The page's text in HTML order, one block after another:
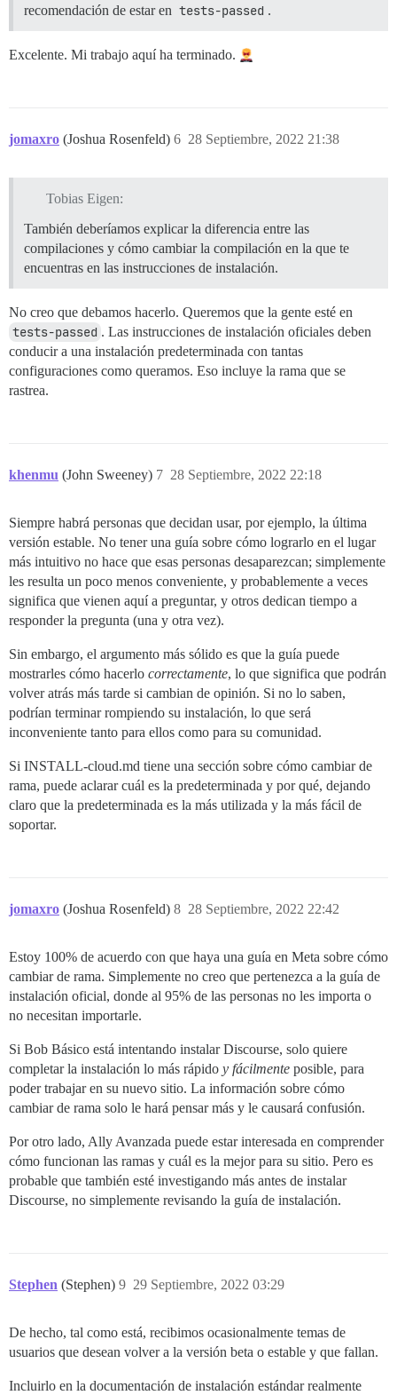
recomendación de estar en tests-passed .
Excelente. Mi trabajo aquí ha terminado.
jomaxro (Joshua Rosenfeld) 28 Septiembre, 2022 21:38
6
Tobias Eigen:
También deberíamos explicar la diferencia entre las
compilaciones y cómo cambiar la compilación en la que te
encuentras en las instrucciones de instalación.
No creo que debamos hacerlo. Queremos que la gente esté en
tests-passed . Las instrucciones de instalación oficiales deben
conducir a una instalación predeterminada con tantas
configuraciones como queramos. Eso incluye la rama que se
rastrea.
khenmu (John Sweeney) 28 Septiembre, 2022 22:18
7
Siempre habrá personas que decidan usar, por ejemplo, la última
versión estable. No tener una guía sobre cómo lograrlo en el lugar
más intuitivo no hace que esas personas desaparezcan; simplemente
les resulta un poco menos conveniente, y probablemente a veces
significa que vienen aquí a preguntar, y otros dedican tiempo a
responder la pregunta (una y otra vez).
Sin embargo, el argumento más sólido es que la guía puede
mostrarles cómo hacerlo correctamente, lo que significa que podrán
volver atrás más tarde si cambian de opinión. Si no lo saben,
podrían terminar rompiendo su instalación, lo que será
inconveniente tanto para ellos como para su comunidad.
Si INSTALL-cloud.md tiene una sección sobre cómo cambiar de
rama, puede aclarar cuál es la predeterminada y por qué, dejando
claro que la predeterminada es la más utilizada y la más fácil de
soportar.
jomaxro (Joshua Rosenfeld) 28 Septiembre, 2022 22:42
8
Estoy 100% de acuerdo con que haya una guía en Meta sobre cómo
cambiar de rama. Simplemente no creo que pertenezca a la guía de
instalación oficial, donde al 95% de las personas no les importa o
no necesitan importarle.
Si Bob Básico está intentando instalar Discourse, solo quiere
completar la instalación lo más rápido y fácilmente posible, para
poder trabajar en su nuevo sitio. La información sobre cómo
cambiar de rama solo le hará pensar más y le causará confusión.
Por otro lado, Ally Avanzada puede estar interesada en comprender
cómo funcionan las ramas y cuál es la mejor para su sitio. Pero es
probable que también esté investigando más antes de instalar
Discourse, no simplemente revisando la guía de instalación.
Stephen (Stephen) 29 Septiembre, 2022 03:29
9
De hecho, tal como está, recibimos ocasionalmente temas de
usuarios que desean volver a la versión beta o estable y que fallan.
Incluirlo en la documentación de instalación estándar realmente